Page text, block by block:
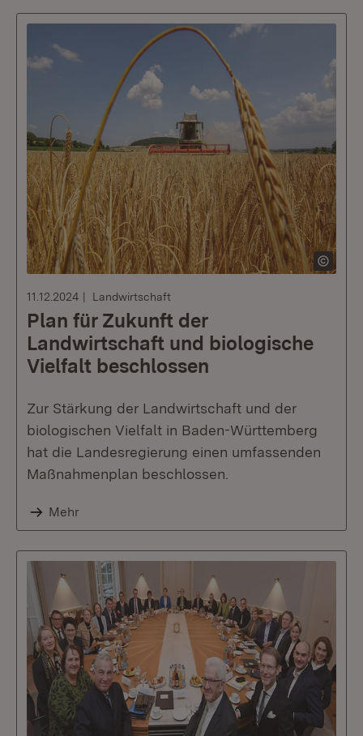
11.12.2024 Landwirtschaft
Plan für Zukunft der
Landwirtschaft und biologische
Vielfalt beschlossen
Zur Stärkung der Landwirtschaft und der
biologischen Vielfalt in Baden-Württemberg
hat die Landesregierung einen umfassenden
Maßnahmenplan beschlossen.
Mehr